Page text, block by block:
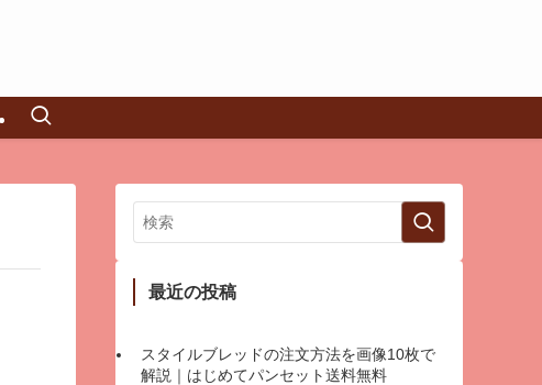
最近の投稿
スタイルブレッドの注文方法を画像10枚で
解説｜はじめてパンセット送料無料